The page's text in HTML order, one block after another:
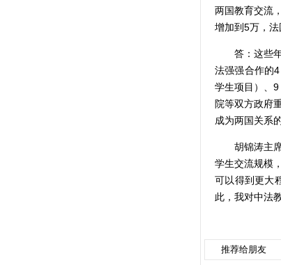
两国教育交流
增加到5万，
答：这些年
法强强合作的
学生项目）、
院等双方政府
成为两国关系
胡锦涛主席
学生交流规模
可以得到更大
此，我对中法
推荐给朋友